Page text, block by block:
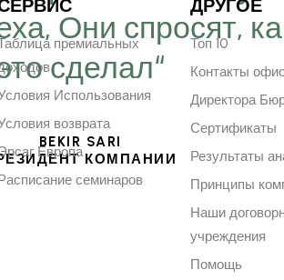
Они спросят,
сделал“
BEKIR SARI
КОМПАНИИ
премиальных
Использования
возврата
Европа
семинаров
ДРУГОЕ
Топ 10
Контакты
Директора
Сертификаты
Результаты
Принципы
Наши
учреждения
Помощь